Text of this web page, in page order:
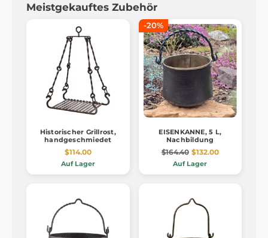
Meistgekauftes Zubehör
Historischer Grillrost,
handgeschmiedet
$114.00
Auf Lager
-20%
EISENKANNE, 5 L,
Nachbildung
$164.40 $132.00
Auf Lager